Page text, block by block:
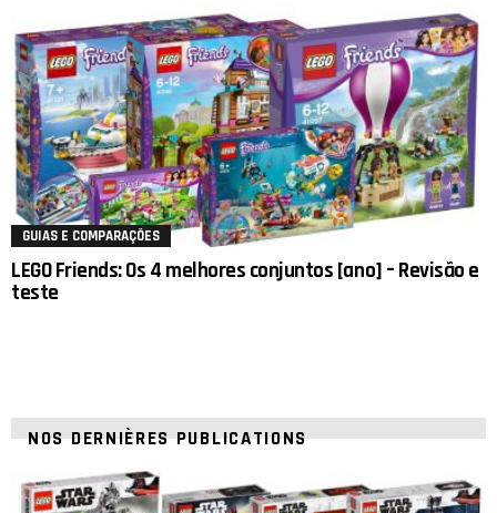
GUIAS E COMPARAÇÕES
LEGO Friends: Os 4 melhores conjuntos [ano] – Revisão e
teste
NOS DERNIÈRES PUBLICATIONS